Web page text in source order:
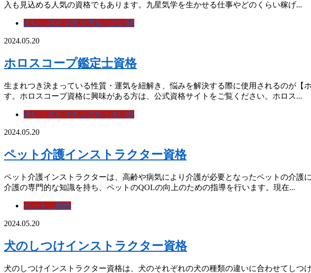
入も見込める人気の資格でもあります。九星気学を生かせる仕事やどのくらい稼げ...
占い・スピリチュアル・占い師
2024.05.20
ホロスコープ鑑定士資格
生まれつき決まっている性質・運気を紐解き、悩みを解決する際に使用されるのが
す。ホロスコープ資格に興味がある方は、公式資格サイトをご覧ください。ホロス...
占い・スピリチュアル・占い師
2024.05.20
ペット介護インストラクター資格
ペット介護インストラクターは、高齢や病気により介護が必要となったペットの介
介護の専門的な知識を持ち、ペットのQOLの向上のための指導を行います。現在...
ペット・動物
2024.05.20
犬のしつけインストラクター資格
犬のしつけインストラクター資格は、犬のそれぞれの犬の種類の違いに合わせてし